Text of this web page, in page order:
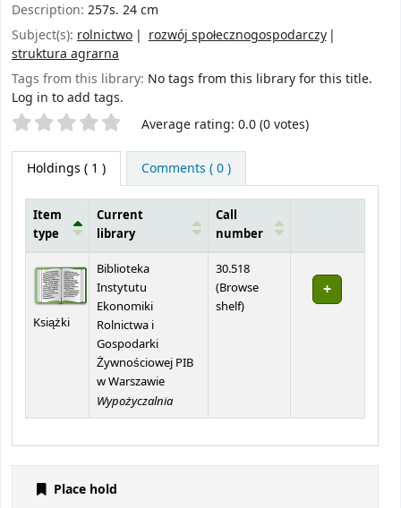
Description: 257s. 24 cm
Subject(s): rolnictwo
rozwój społecznogospodarczy
struktura agrarna
Tags from this library: No tags from this library for this title.
Log in to add tags.
Star ratings Average rating: 0.0 (0 votes)
Holdings ( 1 ) Comments ( 0 )
Item
type
Current
library
Call
number
Książki
Biblioteka
Instytutu
Ekonomiki
Rolnictwa i
Gospodarki
Żywnościowej PIB
w Warszawie
Wypożyczalnia
30.518
(Browse
shelf(Opens below)
)
Place hold